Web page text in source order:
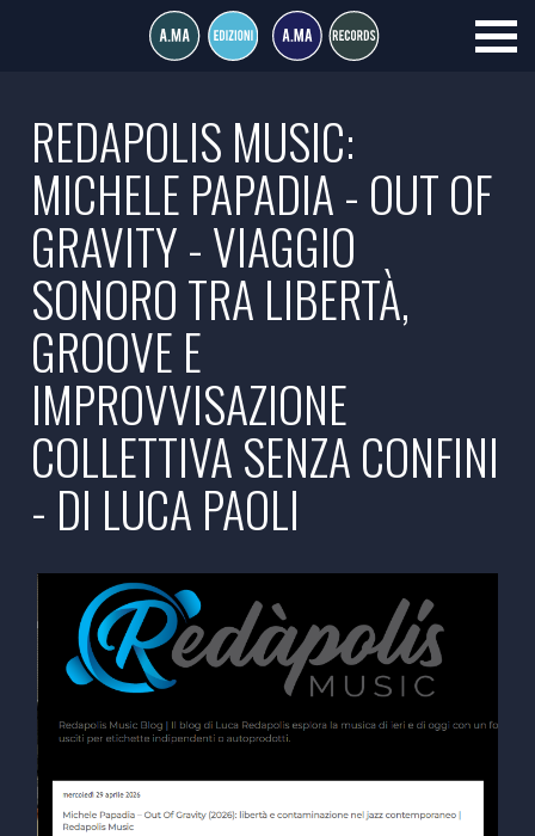
REDAPOLIS MUSIC:
MICHELE PAPADIA - OUT OF
GRAVITY - VIAGGIO
SONORO TRA LIBERTÀ,
GROOVE E
IMPROVVISAZIONE
COLLETTIVA SENZA CONFINI
- DI LUCA PAOLI